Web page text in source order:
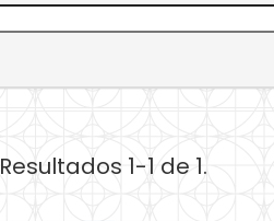
Resultados 1-1 de 1.